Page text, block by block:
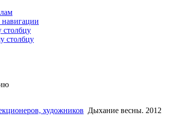
навигации
столбцу
столбцу
художников Дыхание весны. 2012